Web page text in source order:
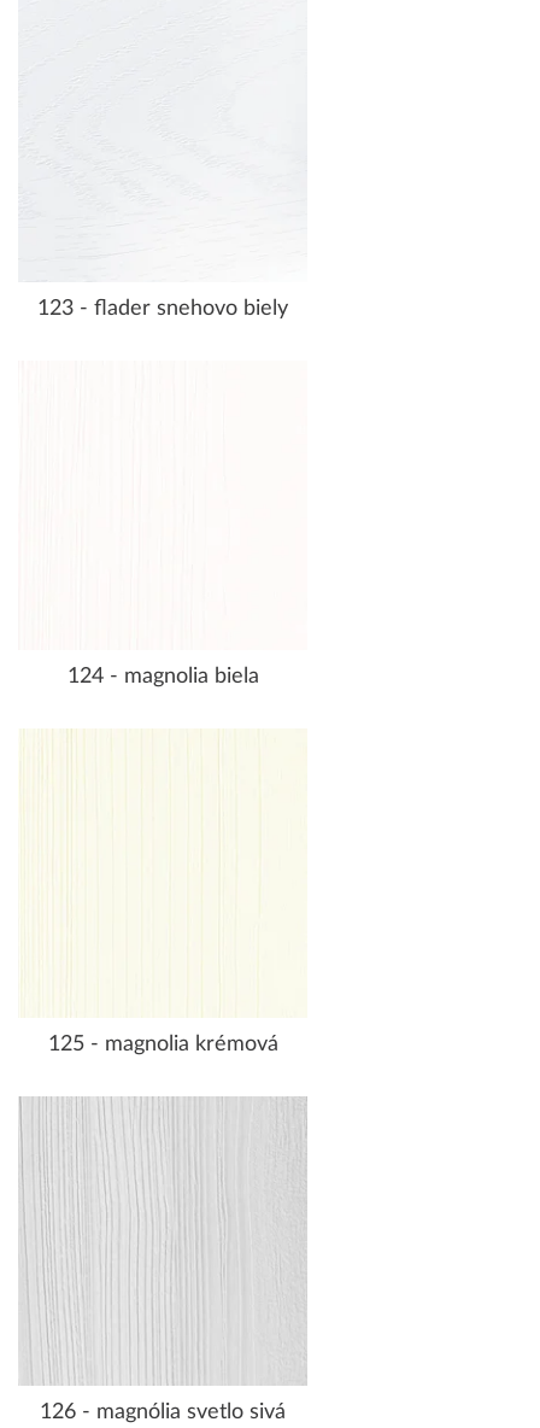
123 - flader snehovo biely
124 - magnolia biela
125 - magnolia krémová
126 - magnólia svetlo sivá